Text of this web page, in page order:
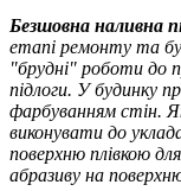
Безшовна наливна
етапі ремонту та
"брудні" роботи до
підлоги. У будинку
фарбуванням стін.
виконувати до
поверхню плівкою
абразиву на